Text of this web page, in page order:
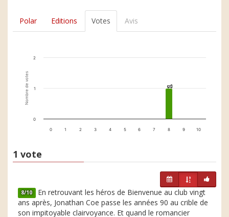
Polar Editions Votes Avis
Nombre de votes 1
1
0 1 2 3 4 5 6 7 8 9 10
0
1
2
1 vote
8/10 En retrouvant les héros de Bienvenue au club vingt
ans après, Jonathan Coe passe les années 90 au crible de
son impitoyable clairvoyance. Et quand le romancier